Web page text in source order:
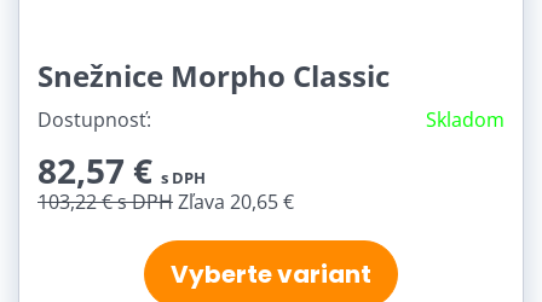
Snežnice Morpho Classic
Dostupnosť: Skladom
82,57 € s DPH
103,22 €s DPHZľava 20,65 €
Vyberte variant